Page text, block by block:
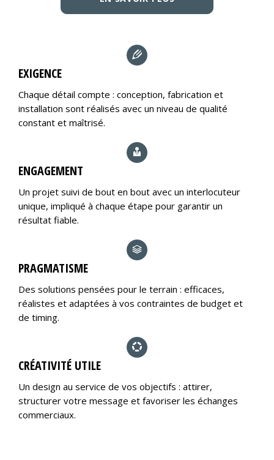
EXIGENCE
Chaque détail compte : conception, fabrication et
installation sont réalisés avec un niveau de qualité
constant et maîtrisé.
ENGAGEMENT
Un projet suivi de bout en bout avec un interlocuteur
unique, impliqué à chaque étape pour garantir un
résultat fiable.
PRAGMATISME
Des solutions pensées pour le terrain : efficaces,
réalistes et adaptées à vos contraintes de budget et
de timing.
CRÉATIVITÉ UTILE
Un design au service de vos objectifs : attirer,
structurer votre message et favoriser les échanges
commerciaux.